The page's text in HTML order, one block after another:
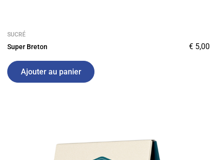
SUCRÉ
Super Breton € 5,00
Ajouter au panier